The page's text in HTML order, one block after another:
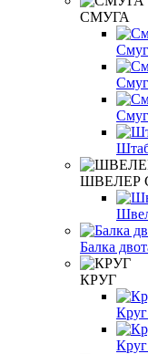
СМУГА
ШВЕЛЕР
Балка
КРУГ
Круг
Круг